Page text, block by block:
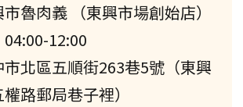
魯肉義 （東興市場創始店）
12:00
北區五順街263巷5號（東興
路郵局巷子裡）